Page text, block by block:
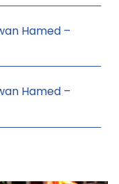
Hamed –
Hamed –